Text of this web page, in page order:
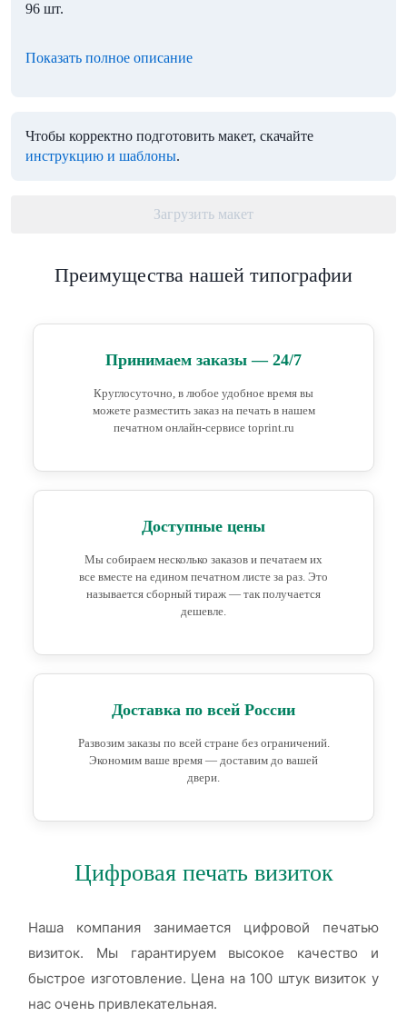
96 шт.
Показать полное описание
Чтобы корректно подготовить макет, скачайте
инструкцию и шаблоны.
Загрузить макет
Преимущества нашей типографии
Принимаем заказы — 24/7
Круглосуточно, в любое удобное время вы
можете разместить заказ на печать в нашем
печатном онлайн-сервисе toprint.ru
Доступные цены
Мы собираем несколько заказов и печатаем их
все вместе на едином печатном листе за раз. Это
называется сборный тираж — так получается
дешевле.
Доставка по всей России
Развозим заказы по всей стране без ограничений.
Экономим ваше время — доставим до вашей
двери.
Цифровая печать визиток
Наша компания занимается цифровой печатью
визиток. Мы гарантируем высокое качество и
быстрое изготовление. Цена на 100 штук визиток у
нас очень привлекательная.